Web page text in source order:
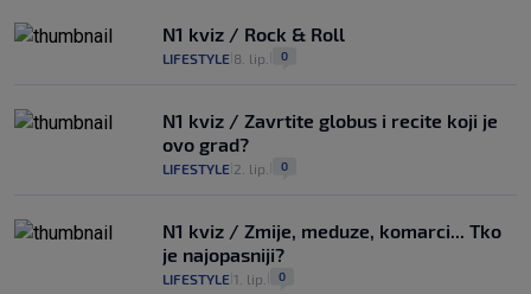
N1 kviz / Rock & Roll
LIFESTYLE 8. lip. 0
N1 kviz / Zavrtite globus i recite koji je
ovo grad?
LIFESTYLE 2. lip. 0
N1 kviz / Zmije, meduze, komarci... Tko
je najopasniji?
LIFESTYLE 1. lip. 0